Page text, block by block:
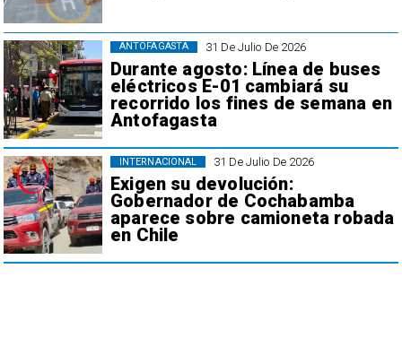
31 De Julio De 2026
Durante agosto: Línea de buses
eléctricos E-01 cambiará su
recorrido los fines de semana en
Antofagasta
ANTOFAGASTA
31 De Julio De 2026
Exigen su devolución:
Gobernador de Cochabamba
aparece sobre camioneta robada
en Chile
INTERNACIONAL